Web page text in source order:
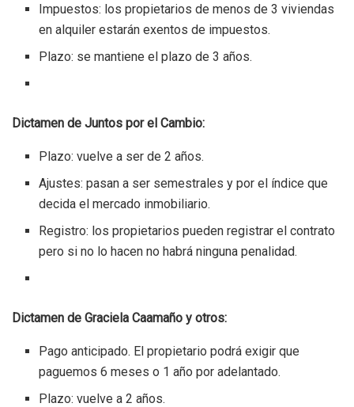
Impuestos: los propietarios de menos de 3 viviendas
en alquiler estarán exentos de impuestos.
Plazo: se mantiene el plazo de 3 años.
Dictamen de Juntos por el Cambio:
Plazo: vuelve a ser de 2 años.
Ajustes: pasan a ser semestrales y por el índice que
decida el mercado inmobiliario.
Registro: los propietarios pueden registrar el contrato
pero si no lo hacen no habrá ninguna penalidad.
Dictamen de Graciela Caamaño y otros:
Pago anticipado. El propietario podrá exigir que
paguemos 6 meses o 1 año por adelantado.
Plazo: vuelve a 2 años.